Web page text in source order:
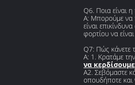
Q6. Ποια είναι
Α: Μπορούμε να
είναι
φορτίου να
Q7: Πώς κάνετε
Α: 1. Κρατάμε
να
A2. Σεβόμαστε
οπουδήποτε